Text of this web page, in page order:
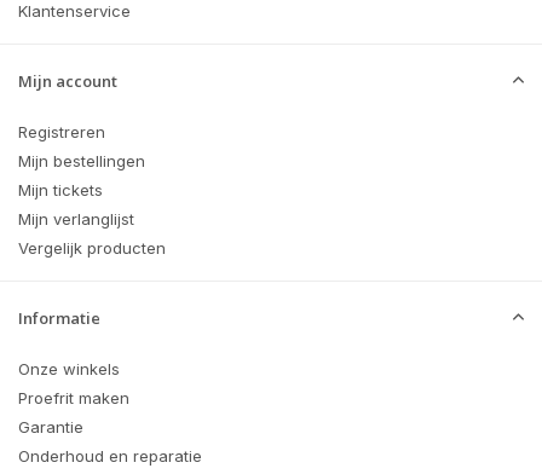
Klantenservice
Mijn account
Registreren
Mijn bestellingen
Mijn tickets
Mijn verlanglijst
Vergelijk producten
Informatie
Onze winkels
Proefrit maken
Garantie
Onderhoud en reparatie